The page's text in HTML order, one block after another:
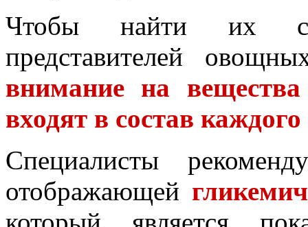
Чтобы найти их
представителей
внимание на
входят в состав
Специалисты
отображающей